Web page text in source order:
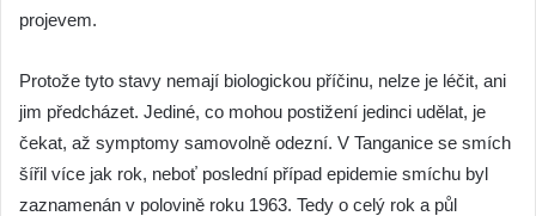
projevem.
Protože tyto stavy nemají biologickou příčinu, nelze je léčit, ani
jim předcházet. Jediné, co mohou postižení jedinci udělat, je
čekat, až symptomy samovolně odezní. V Tanganice se smích
šířil více jak rok, neboť poslední případ epidemie smíchu byl
zaznamenán v polovině roku 1963. Tedy o celý rok a půl